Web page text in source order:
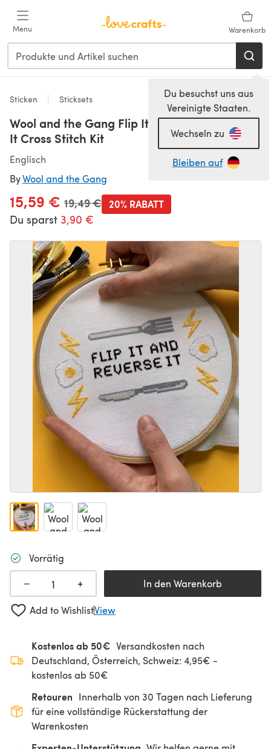
Menu Warenkorb
Du besuchst uns aus
Vereinigte Staaten.
Wechseln zu
Bleiben auf
Sticken Sticksets
Wool and the Gang Flip It And Reverse
It Cross Stitch Kit
Englisch
ByWool and the Gang
15,59 € Alter Preis
19,49 €
Du sparst 3,90 €
20% RABATT
Vorrätig
− + In den Warenkorb
Add to WishlistView
Kostenlos ab 50€ Versandkosten nach
Deutschland, Österreich, Schweiz: 4,95€ -
kostenlos ab 50€
Retouren Innerhalb von 30 Tagen nach Lieferung
für eine vollständige Rückerstattung der
Warenkosten